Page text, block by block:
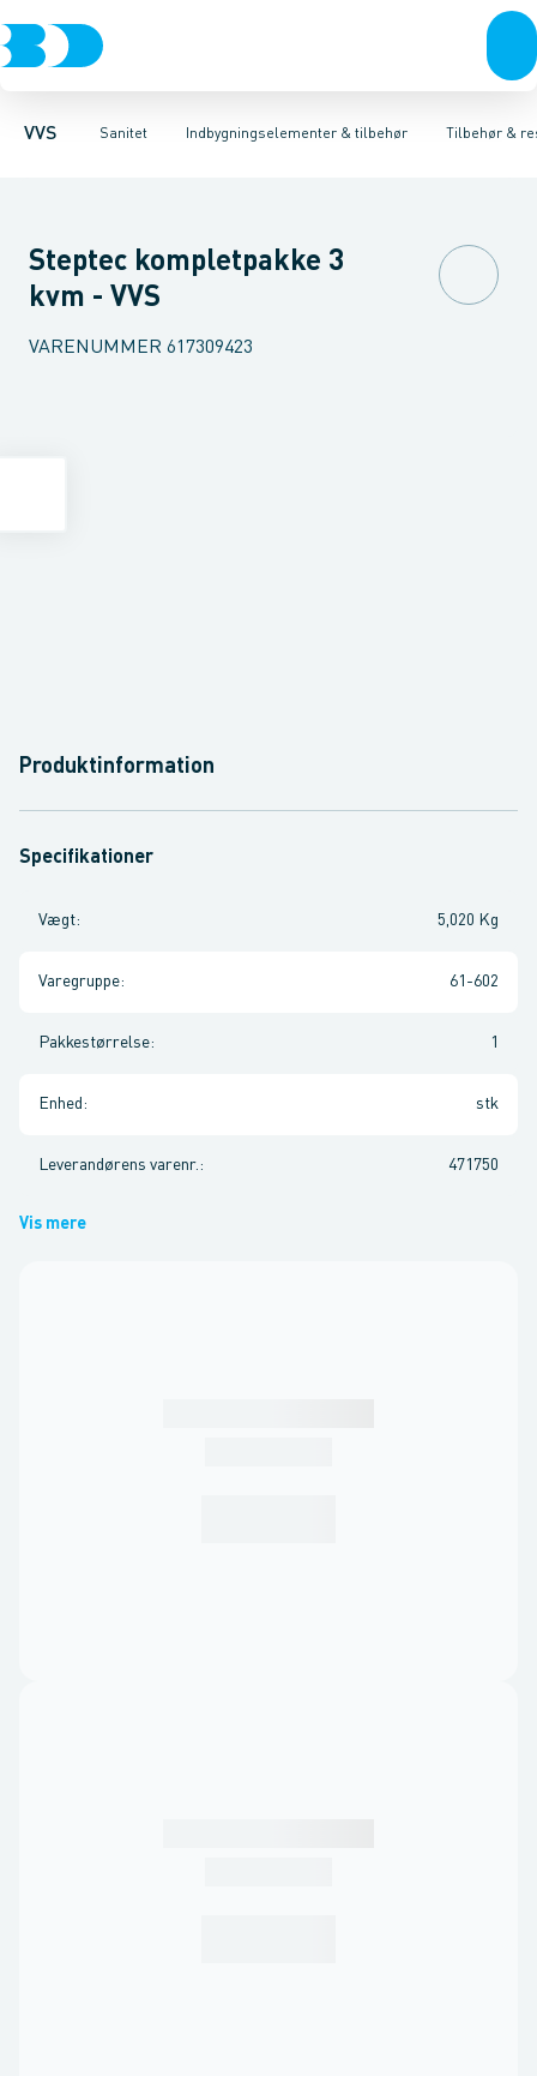
VVS Sanitet
Rør & fittingsPressfittings & rørKuglehaner & ventilerAfløb
Indbygningselementer & tilbehør
Toiletter, sæder og cisternerVaskeArmaturerBrusereTilbehør &
Høje Indbygnings elementerLave Indbygnings elementer
Steptec kompletpakke 3
kvm - VVS
VARENUMMER 617309423
Produktinformation
Specifikationer
Vægt: 5,020 Kg
Varegruppe: 61-602
Pakkestørrelse: 1
Enhed : stk
Leverandørens varenr. : 471750
Vis mere